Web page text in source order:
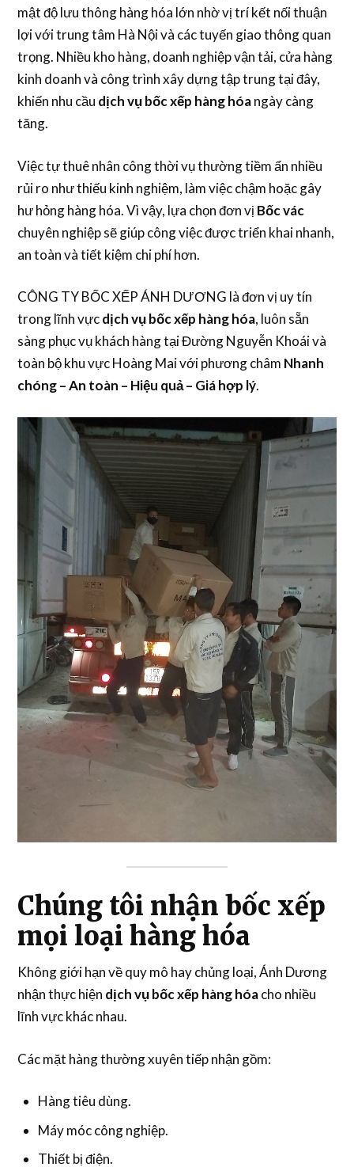
mật độ lưu thông hàng hóa lớn nhờ vị trí kết nối thuận
lợi với trung tâm Hà Nội và các tuyến giao thông quan
trọng. Nhiều kho hàng, doanh nghiệp vận tải, cửa hàng
kinh doanh và công trình xây dựng tập trung tại đây,
khiến nhu cầu dịch vụ bốc xếp hàng hóangày càng
tăng.
Việc tự thuê nhân công thời vụ thường tiềm ẩn nhiều
rủi ro như thiếu kinh nghiệm, làm việc chậm hoặc gây
hư hỏng hàng hóa. Vì vậy, lựa chọn đơn vị Bốc vác
chuyên nghiệp sẽ giúp công việc được triển khai nhanh,
an toàn và tiết kiệm chi phí hơn.
CÔNG TY BỐC XẾP ÁNH DƯƠNG là đơn vị uy tín
trong lĩnh vựcdịch vụ bốc xếp hàng hóa, luôn sẵn
sàng phục vụ khách hàng tại Đường Nguyễn Khoái và
toàn bộ khu vực Hoàng Mai với phương châm Nhanh
chóng – An toàn – Hiệu quả – Giá hợp lý.
Chúng tôi nhận bốc xếp
mọi loại hàng hóa
Không giới hạn về quy mô hay chủng loại, Ánh Dương
nhận thực hiện dịch vụ bốc xếp hàng hóacho nhiều
lĩnh vực khác nhau.
Các mặt hàng thường xuyên tiếp nhận gồm:
Hàng tiêu dùng.
Máy móc công nghiệp.
Thiết bị điện.